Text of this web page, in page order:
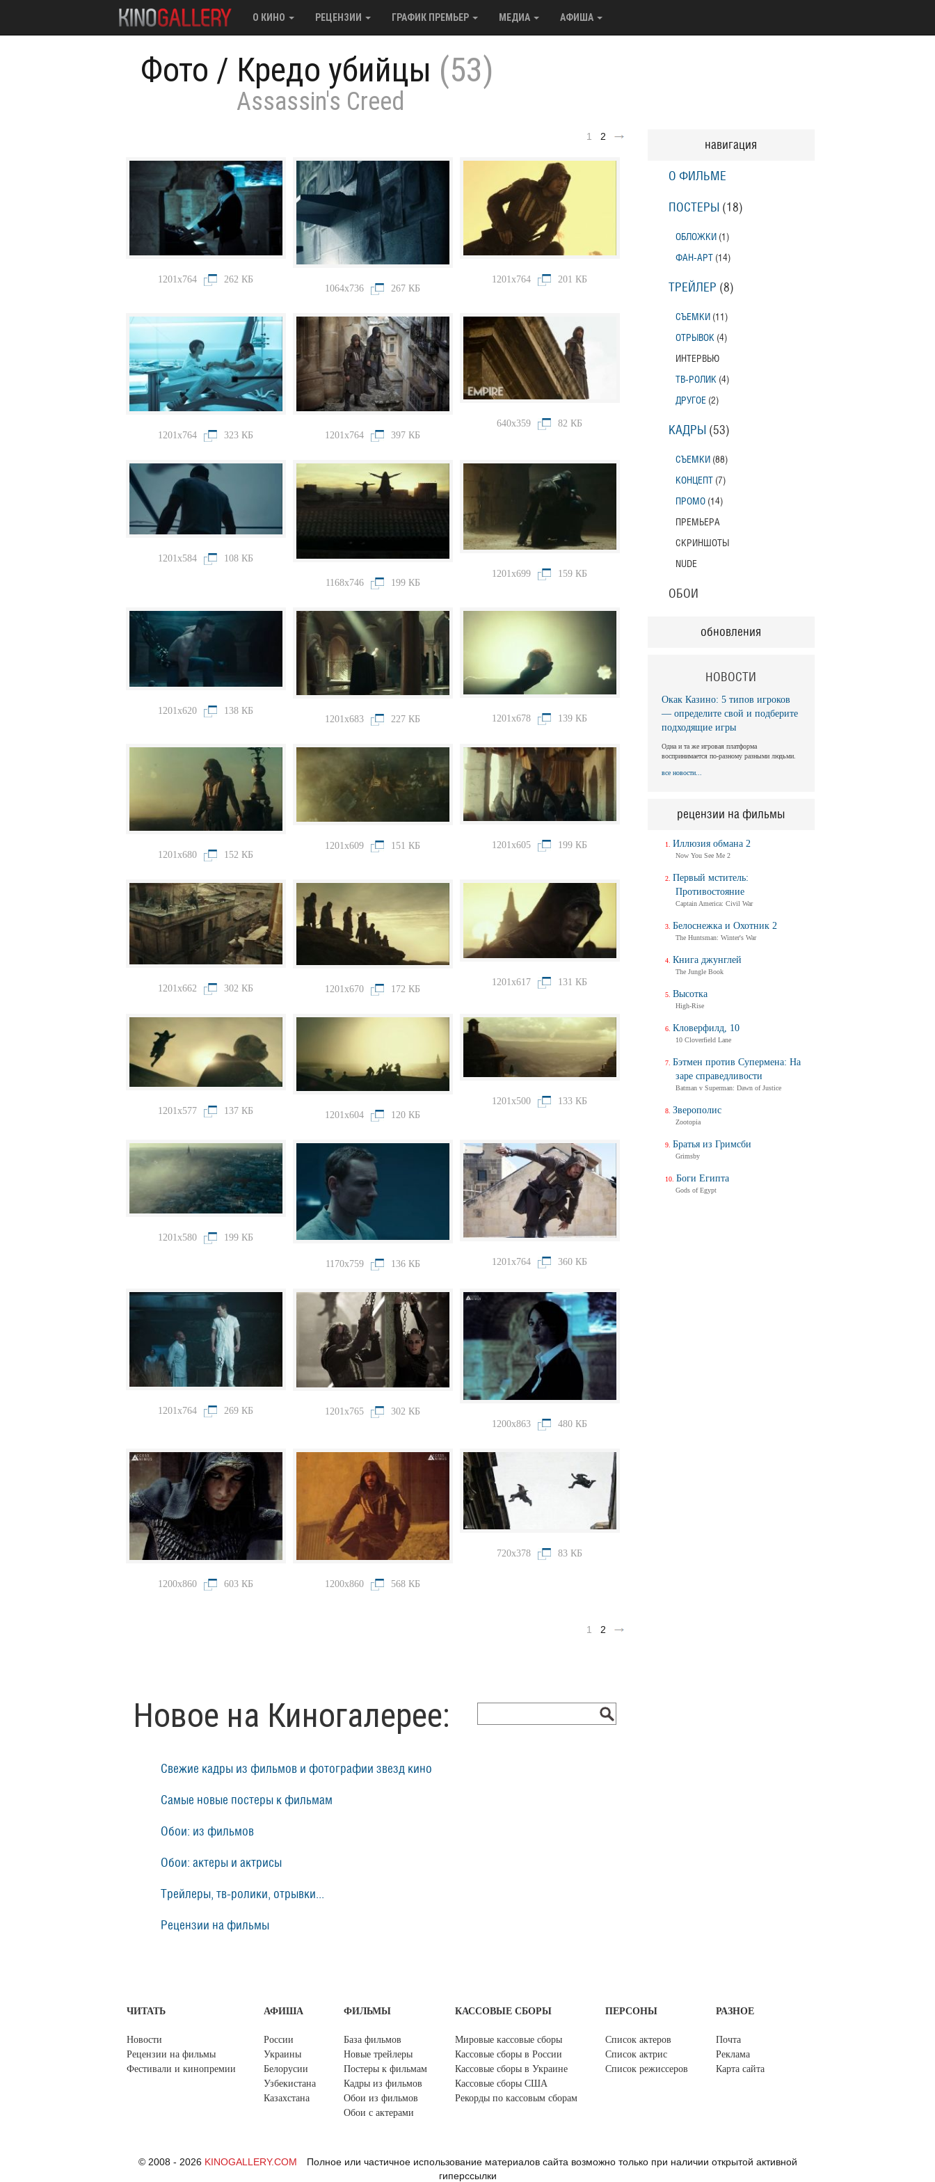
О КИНО РЕЦЕНЗИИ ГРАФИК ПРЕМЬЕР МЕДИА АФИША
Фото / Кредо убийцы (53)
Assassin's Creed
1 2
1201x764
262 КБ
1064x736
267 КБ
1201x764 201 КБ
1201x764 323 КБ 1201x764 397 КБ
640x359 82 КБ
1201x584 108 КБ
1168x746 199 КБ
1201x699 159 КБ
1201x620
138 КБ
1201x683
227 КБ 1201x678 139 КБ
1201x680 152 КБ
1201x609 151 КБ 1201x605 199 КБ
1201x662 302 КБ 1201x670 172 КБ
1201x617 131 КБ
1201x577 137 КБ 1201x604 120 КБ
1201x500 133 КБ
1201x580 199 КБ
1170x759 136 КБ 1201x764 360 КБ
1201x764 269 КБ 1201x765
302 КБ
1200x863
480 КБ
1200x860 603 КБ 1200x860 568 КБ
720x378 83 КБ
1 2
Новое на Киногалерее:
Свежие кадры из фильмов и фотографии звезд кино
Самые новые постеры к фильмам
Обои: из фильмов
Обои: актеры и актрисы
Трейлеры, тв-ролики, отрывки...
Рецензии на фильмы
навигация
О ФИЛЬМЕ
ПОСТЕРЫ (18)
ОБЛОЖКИ (1)
ФАН-АРТ (14)
ТРЕЙЛЕР (8)
СЪЕМКИ (11)
ОТРЫВОК (4)
ИНТЕРВЬЮ
ТВ-РОЛИК (4)
ДРУГОЕ (2)
КАДРЫ (53)
СЪЕМКИ (88)
КОНЦЕПТ (7)
ПРОМО (14)
ПРЕМЬЕРА
СКРИНШОТЫ
NUDE
ОБОИ
обновления
НОВОСТИ
Окак Казино: 5 типов игроков
— определите свой и подберите
подходящие игры
Одна и та же игровая платформа
воспринимается по-разному разными людьми.
все новости...
рецензии на фильмы
Иллюзия обмана 2
Now You See Me 2
Первый мститель:
Противостояние
Captain America: Civil War
Белоснежка и Охотник 2
The Huntsman: Winter's War
Книга джунглей
The Jungle Book
Высотка
High-Rise
Кловерфилд, 10
10 Cloverfield Lane
Бэтмен против Супермена: На
заре справедливости
Batman v Superman: Dawn of Justice
Зверополис
Zootopia
Братья из Гримсби
Grimsby
Боги Египта
Gods of Egypt
ЧИТАТЬ
Новости
Рецензии на фильмы
Фестивали и кинопремии
АФИША
России
Украины
Белорусии
Узбекистана
Казахстана
ФИЛЬМЫ
База фильмов
Новые трейлеры
Постеры к фильмам
Кадры из фильмов
Обои из фильмов
Обои с актерами
КАССОВЫЕ СБОРЫ
Мировые кассовые сборы
Кассовые сборы в России
Кассовые сборы в Украине
Кассовые сборы США
Рекорды по кассовым сборам
ПЕРСОНЫ
Список актеров
Список актрис
Список режиссеров
РАЗНОЕ
Почта
Реклама
Карта сайта
© 2008 - 2026 KINOGALLERY.COM
Полное или частичное использование материалов сайта возможно только при наличии открытой активной
гиперссылки